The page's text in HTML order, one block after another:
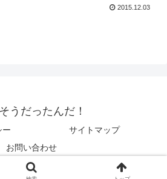
2015.12.03
うだったんだ！
ー
サイトマップ
お問い合わせ
あ、そうだったんだ！.